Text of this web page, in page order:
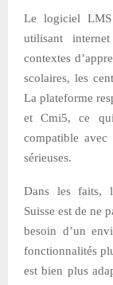
Le logiciel
utilisant
contextes
scolaires, les
La plateforme
et Cmi5, ce
compatible avec
sérieuses.
Dans les faits,
Suisse est de ne
besoin d’un
fonctionnalités
est bien plus